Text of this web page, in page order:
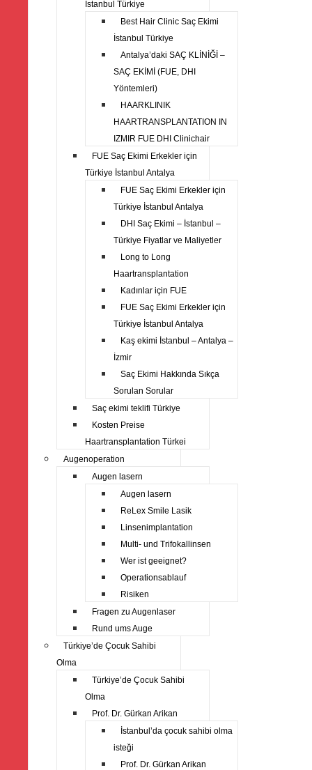
İstanbul Türkiye
Best Hair Clinic Saç Ekimi
İstanbul Türkiye
Antalya’daki SAÇ KLİNİĞİ –
SAÇ EKİMİ (FUE, DHI
Yöntemleri)
HAARKLINIK
HAARTRANSPLANTATION IN
IZMIR FUE DHI Clinichair
FUE Saç Ekimi Erkekler için
Türkiye İstanbul Antalya
FUE Saç Ekimi Erkekler için
Türkiye İstanbul Antalya
DHI Saç Ekimi – İstanbul –
Türkiye Fiyatlar ve Maliyetler
Long to Long
Haartransplantation
Kadınlar için FUE
FUE Saç Ekimi Erkekler için
Türkiye İstanbul Antalya
Kaş ekimi İstanbul – Antalya –
İzmir
Saç Ekimi Hakkında Sıkça
Sorulan Sorular
Saç ekimi teklifi Türkiye
Kosten Preise
Haartransplantation Türkei
Augenoperation
Augen lasern
Augen lasern
ReLex Smile Lasik
Linsenimplantation
Multi- und Trifokallinsen
Wer ist geeignet?
Operationsablauf
Risiken
Fragen zu Augenlaser
Rund ums Auge
Türkiye’de Çocuk Sahibi
Olma
Türkiye’de Çocuk Sahibi
Olma
Prof. Dr. Gürkan Arikan
İstanbul’da çocuk sahibi olma
isteği
Prof. Dr. Gürkan Arikan